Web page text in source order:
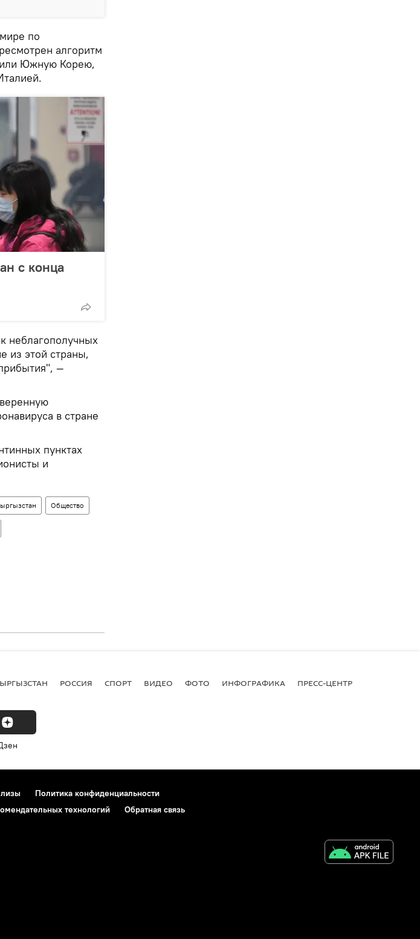
по
алгоритм
Южную Корею,
с конца
неблагополучных
из этой страны,
—
в стране
пунктах
и
Общество
РОССИЯ СПОРТ ВИДЕО ФОТО ИНФОГРАФИКА ПРЕСС-ЦЕНТР
Политика конфиденциальности
технологий Обратная связь